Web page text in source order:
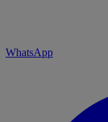
WhatsApp